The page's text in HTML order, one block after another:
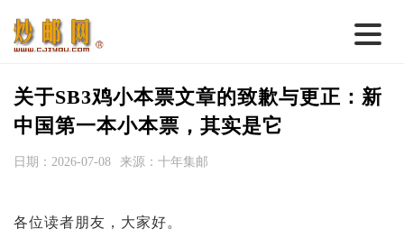
首 页
邮票行情
钱币行情
热点话题
关于SB3鸡小本票文章的致歉与更正：新
中国第一本小本票，其实是它
日期：2026-07-08 来源：十年集邮
各位读者朋友，大家好。